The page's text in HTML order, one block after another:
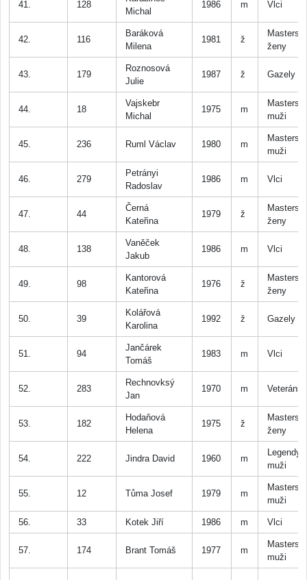
41. 128
Michal
1986 m Vlci
42. 116
Baráková
Milena
1981 ž
Masters
ženy
43. 179
Roznosová
Julie
1987 ž Gazely
44. 18
Vajskebr
Michal
1975 m
Masters
muži
45. 236 Ruml Václav 1980 m
Masters
muži
46. 279
Petrányi
Radoslav
1986 m Vlci
47. 44
Černá
Kateřina
1979 ž
Masters
ženy
48. 138
Vaněček
Jakub
1986 m Vlci
49. 98
Kantorová
Kateřina
1976 ž
Masters
ženy
50. 39
Kolářová
Karolina
1992 ž Gazely
51. 94
Jančárek
Tomáš
1983 m Vlci
52. 283
Rechnovksý
Jan
1970 m Veteráni
53. 182
Hodaňová
Helena
1975 ž
Masters
ženy
54. 222 Jindra David 1960 m
Legendy
muži
55. 12 Tůma Josef 1979 m
Masters
muži
56. 33 Kotek Jiří 1986 m Vlci
57. 174 Brant Tomáš 1977 m
Masters
muži